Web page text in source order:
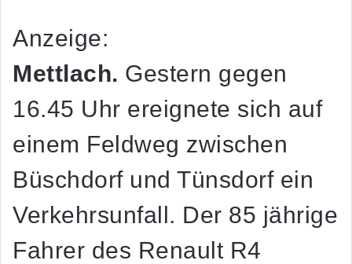
Anzeige:
Mettlach. Gestern gegen
16.45 Uhr ereignete sich auf
einem Feldweg zwischen
Büschdorf und Tünsdorf ein
Verkehrsunfall. Der 85 jährige
Fahrer des Renault R4